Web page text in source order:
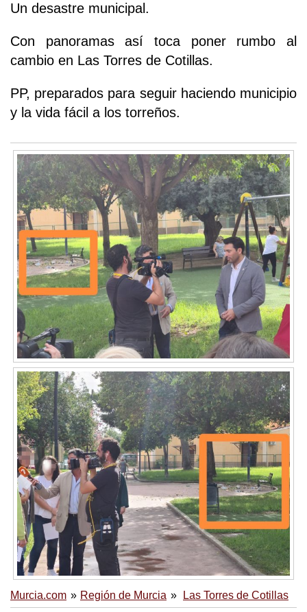
Un desastre municipal.
Con panoramas así toca poner rumbo al
cambio en Las Torres de Cotillas.
PP, preparados para seguir haciendo municipio
y la vida fácil a los torreños.
Murcia.com Región de Murcia Las Torres de Cotillas